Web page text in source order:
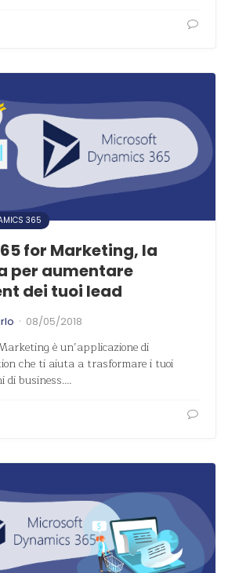
365
for Marketing, la
per aumentare
dei tuoi lead
· 08/05/2018
è un’applicazione di
che ti aiuta a trasformare i tuoi
di business.…